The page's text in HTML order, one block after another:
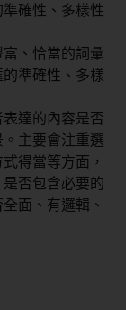
確性、多樣性
、恰當的詞彙
準確性、多樣
達的內容是否
主要會注重選
得當等方面，
否包含必要的
面、有邏輯、